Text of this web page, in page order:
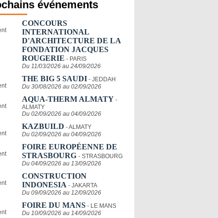
événements
CONCOURS
INTERNATIONAL
D'ARCHITECTURE DE LA
FONDATION JACQUES
ROUGERIE - PARIS
Du 11/03/2026 au 24/09/2026
THE BIG 5 SAUDI - JEDDAH
Du 30/08/2026 au 02/09/2026
AQUA-THERM ALMATY -
ALMATY
Du 02/09/2026 au 04/09/2026
KAZBUILD - ALMATY
Du 02/09/2026 au 04/09/2026
FOIRE EUROPÉENNE DE
STRASBOURG - STRASBOURG
Du 04/09/2026 au 13/09/2026
CONSTRUCTION
INDONESIA - JAKARTA
Du 09/09/2026 au 12/09/2026
FOIRE DU MANS - LE MANS
Du 10/09/2026 au 14/09/2026